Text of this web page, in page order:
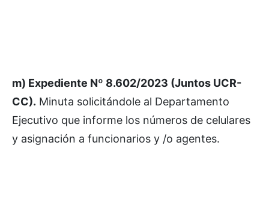
m) Expediente Nº 8.602/2023 (Juntos UCR-
CC). Minuta solicitándole al Departamento
Ejecutivo que informe los números de celulares
y asignación a funcionarios y /o agentes.